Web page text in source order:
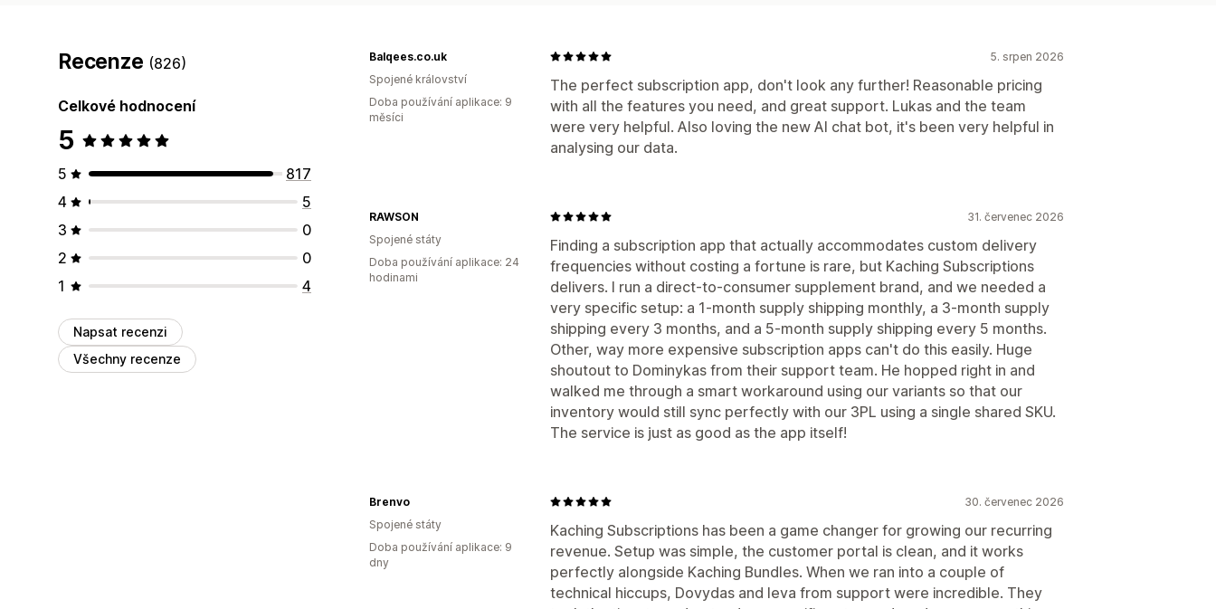
Recenze (826)
Celkové hodnocení
5
5
817
4
5
3
0
2
0
1
4
Napsat recenzi
Všechny recenze
5. srpen 2026
The perfect subscription app, don't look any further! Reasonable pricing
with all the features you need, and great support. Lukas and the team
were very helpful. Also loving the new AI chat bot, it's been very helpful in
analysing our data.
Balqees.co.uk
Spojené království
Doba používání aplikace: 9
měsíci
31. červenec 2026
Finding a subscription app that actually accommodates custom delivery
frequencies without costing a fortune is rare, but Kaching Subscriptions
delivers. I run a direct-to-consumer supplement brand, and we needed a
very specific setup: a 1-month supply shipping monthly, a 3-month supply
shipping every 3 months, and a 5-month supply shipping every 5 months.
Other, way more expensive subscription apps can't do this easily. Huge
shoutout to Dominykas from their support team. He hopped right in and
walked me through a smart workaround using our variants so that our
inventory would still sync perfectly with our 3PL using a single shared SKU.
The service is just as good as the app itself!
RAWSON
Spojené státy
Doba používání aplikace: 24
hodinami
30. červenec 2026
Kaching Subscriptions has been a game changer for growing our recurring
revenue. Setup was simple, the customer portal is clean, and it works
perfectly alongside Kaching Bundles. When we ran into a couple of
technical hiccups, Dovydas and Ieva from support were incredible. They
Brenvo
Spojené státy
Doba používání aplikace: 9
dny